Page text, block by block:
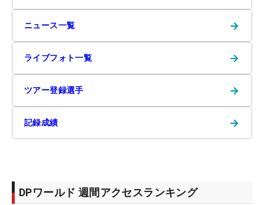
ニュース一覧 →
ライブフォト一覧 →
ツアー登録選手 →
記録成績 →
DPワールド 週間アクセスランキング